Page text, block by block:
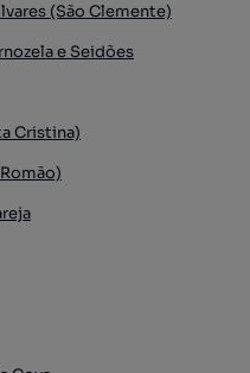
(São Clemente)
e Seidões
Cristina)